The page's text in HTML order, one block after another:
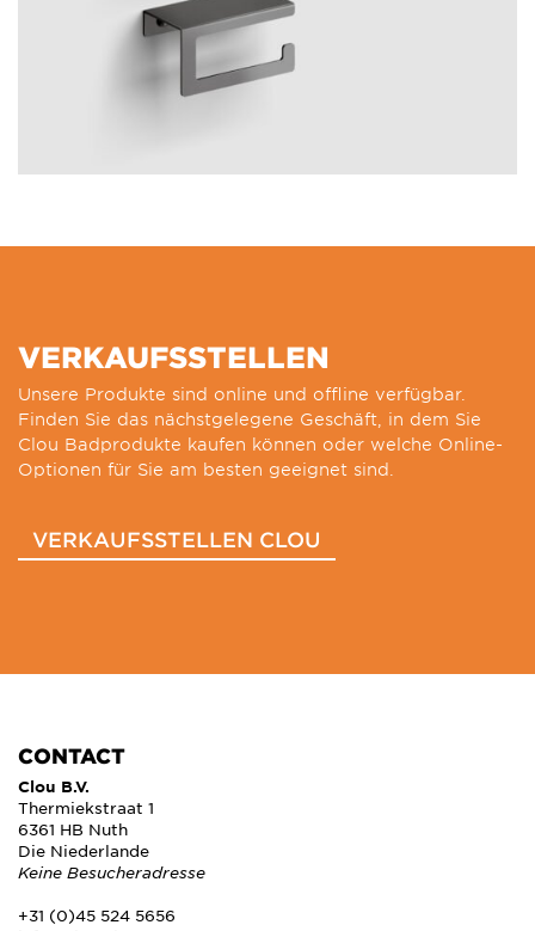
VERKAUFSSTELLEN
Unsere Produkte sind online und offline verfügbar.
Finden Sie das nächstgelegene Geschäft, in dem Sie
Clou Badprodukte kaufen können oder welche Online-
Optionen für Sie am besten geeignet sind.
VERKAUFSSTELLEN CLOU
CONTACT
Clou B.V.
Thermiekstraat 1
6361 HB Nuth
Die Niederlande
Keine Besucheradresse
+31 (0)45 524 5656